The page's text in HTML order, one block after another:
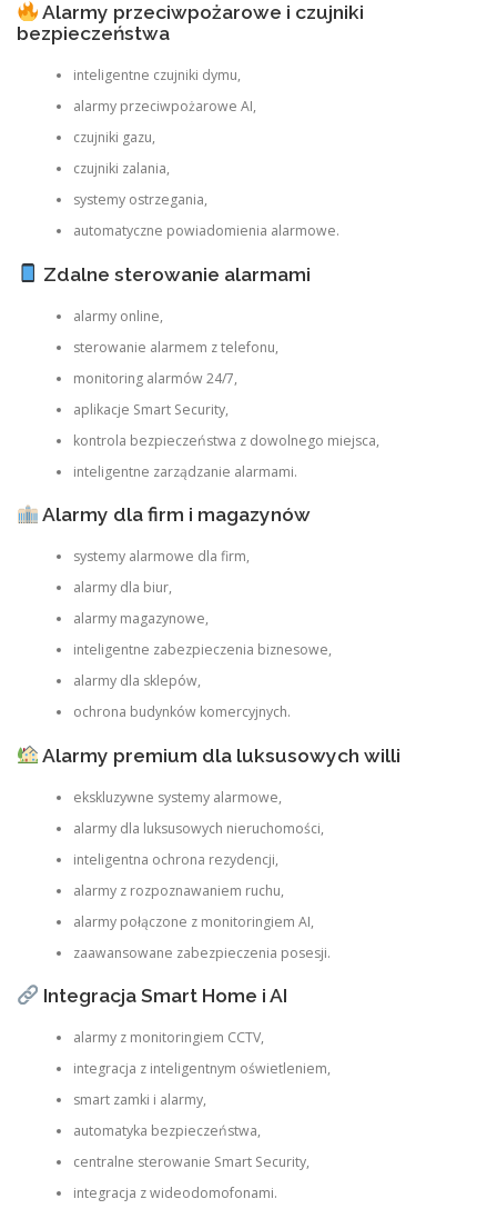
Alarmy przeciwpożarowe i czujniki
bezpieczeństwa
inteligentne czujniki dymu,
alarmy przeciwpożarowe AI,
czujniki gazu,
czujniki zalania,
systemy ostrzegania,
automatyczne powiadomienia alarmowe.
Zdalne sterowanie alarmami
alarmy online,
sterowanie alarmem z telefonu,
monitoring alarmów 24/7,
aplikacje Smart Security,
kontrola bezpieczeństwa z dowolnego miejsca,
inteligentne zarządzanie alarmami.
Alarmy dla firm i magazynów
systemy alarmowe dla firm,
alarmy dla biur,
alarmy magazynowe,
inteligentne zabezpieczenia biznesowe,
alarmy dla sklepów,
ochrona budynków komercyjnych.
Alarmy premium dla luksusowych willi
ekskluzywne systemy alarmowe,
alarmy dla luksusowych nieruchomości,
inteligentna ochrona rezydencji,
alarmy z rozpoznawaniem ruchu,
alarmy połączone z monitoringiem AI,
zaawansowane zabezpieczenia posesji.
Integracja Smart Home i AI
alarmy z monitoringiem CCTV,
integracja z inteligentnym oświetleniem,
smart zamki i alarmy,
automatyka bezpieczeństwa,
centralne sterowanie Smart Security,
integracja z wideodomofonami.